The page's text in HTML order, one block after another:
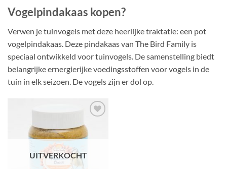
Vogelpindakaas kopen?
Verwen je tuinvogels met deze heerlijke traktatie: een pot
vogelpindakaas. Deze pindakaas van The Bird Family is
speciaal ontwikkeld voor tuinvogels. De samenstelling biedt
belangrijke ernergierijke voedingsstoffen voor vogels in de
tuin in elk seizoen. De vogels zijn er dol op.
Toevoegen
aan
verlanglijst
UITVERKOCHT